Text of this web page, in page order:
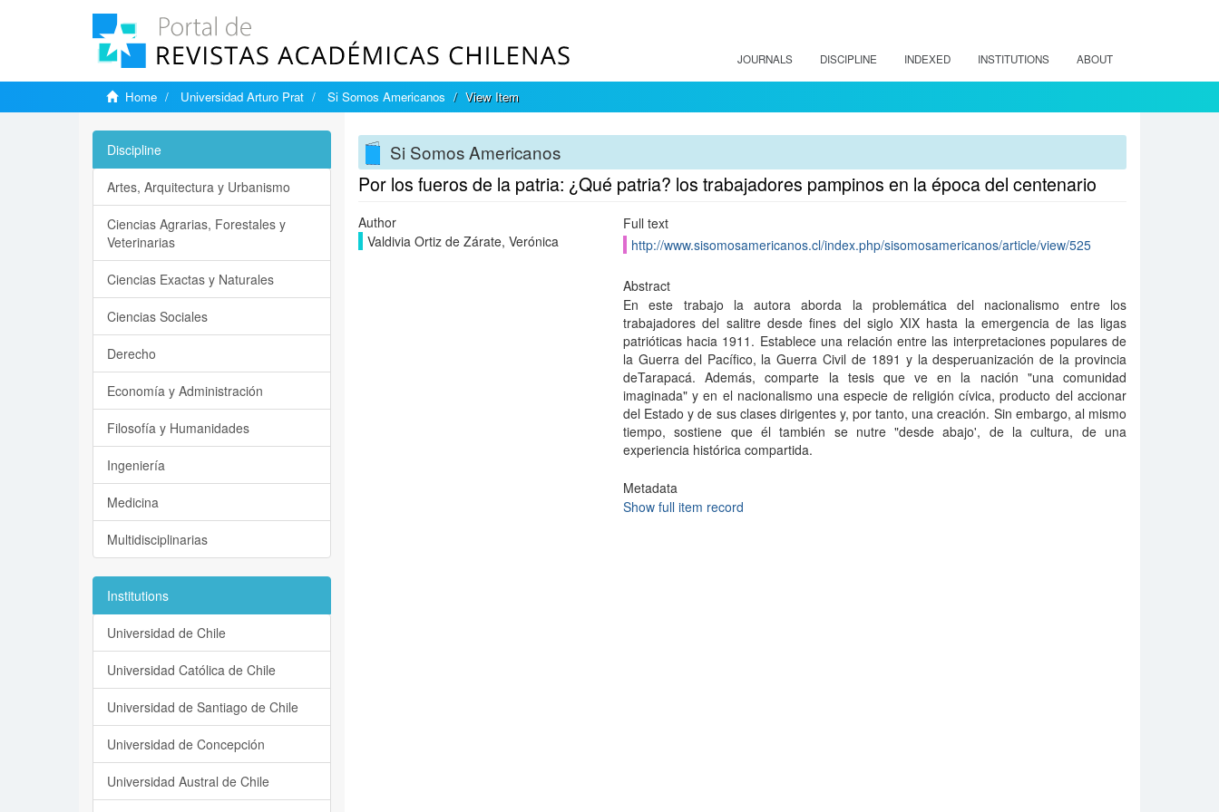
JOURNALS DISCIPLINE INDEXED INSTITUTIONS ABOUT
Home Universidad Arturo Prat Si Somos Americanos View Item
Si Somos Americanos
Por los fueros de la patria: ¿Qué patria? los trabajadores pampinos en la época del centenario
Author
Valdivia Ortiz de Zárate, Verónica
Full text
http://www.sisomosamericanos.cl/index.php/sisomosamericanos/article/view/525
Abstract
En este trabajo la autora aborda la problemática del nacionalismo entre los
trabajadores del salitre desde fines del siglo XIX hasta la emergencia de las ligas
patrióticas hacia 1911. Establece una relación entre las interpretaciones populares de
la Guerra del Pacífico, la Guerra Civil de 1891 y la desperuanización de la provincia
deTarapacá. Además, comparte la tesis que ve en la nación "una comunidad
imaginada" y en el nacionalismo una especie de religión cívica, producto del accionar
del Estado y de sus clases dirigentes y, por tanto, una creación. Sin embargo, al mismo
tiempo, sostiene que él también se nutre "desde abajo', de la cultura, de una
experiencia histórica compartida.
Metadata
Show full item record
Discipline
Artes, Arquitectura y Urbanismo
Ciencias Agrarias, Forestales y
Veterinarias
Ciencias Exactas y Naturales
Ciencias Sociales
Derecho
Economía y Administración
Filosofía y Humanidades
Ingeniería
Medicina
Multidisciplinarias
Institutions
Universidad de Chile
Universidad Católica de Chile
Universidad de Santiago de Chile
Universidad de Concepción
Universidad Austral de Chile